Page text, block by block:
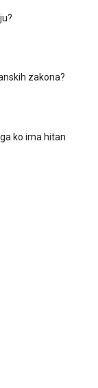
zakona?
ko ima hitan